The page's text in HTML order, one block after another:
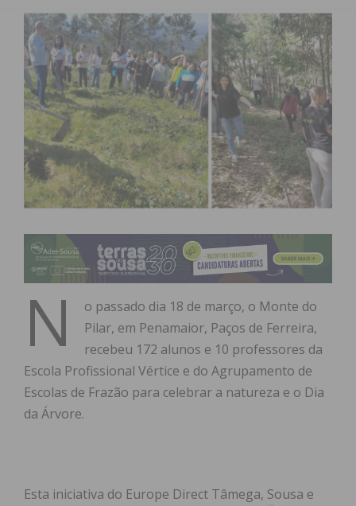
N
o passado dia 18 de março, o Monte do
Pilar, em Penamaior, Paços de Ferreira,
recebeu 172 alunos e 10 professores da
Escola Profissional Vértice e do Agrupamento de
Escolas de Frazão para celebrar a natureza e o Dia
da Árvore.
Esta iniciativa do Europe Direct Tâmega, Sousa e